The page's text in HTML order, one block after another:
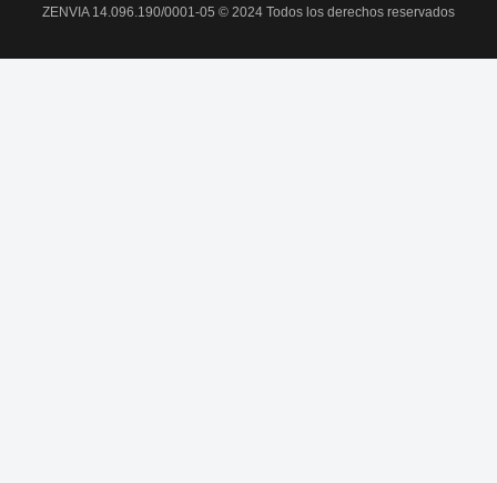
ZENVIA 14.096.190/0001-05 © 2024 Todos los derechos reservados